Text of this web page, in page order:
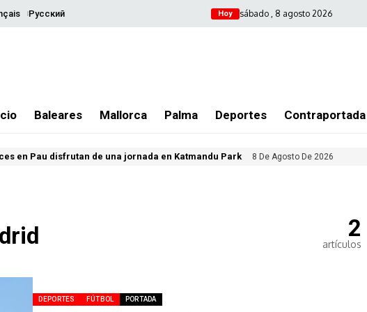
Русский Hoy sábado , 8 agosto 2026
Baleares Mallorca Palma Deportes Contraportada
en Pau disfrutan de una jornada en Katmandu Park 8 De Agosto De 2026
2
artículos
DEPORTES FÚTBOL PORTADA